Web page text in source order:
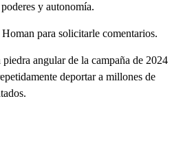
y autonomía.
para solicitarle comentarios.
angular de la campaña de 2024
deportar a millones de